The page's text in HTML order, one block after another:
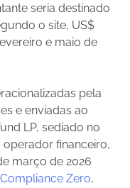
seria destinado
o site, US$
e maio de
pela
e enviadas ao
LP, sediado no
operador financeiro,
março de 2026
Zero,